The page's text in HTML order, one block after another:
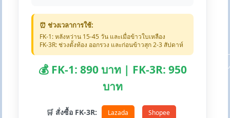
⏰ ช่วงเวลาการใช้:
FK-1: หลังหว่าน 15-45 วัน และเมื่อข้าวใบเหลือง
FK-3R: ช่วงตั้งท้อง ออกรวง และก่อนข้าวสุก 2-3 สัปดาห์
💰 FK-1: 890 บาท | FK-3R: 950
บาท
🛒 สั่งซื้อ FK-3R: Lazada Shopee